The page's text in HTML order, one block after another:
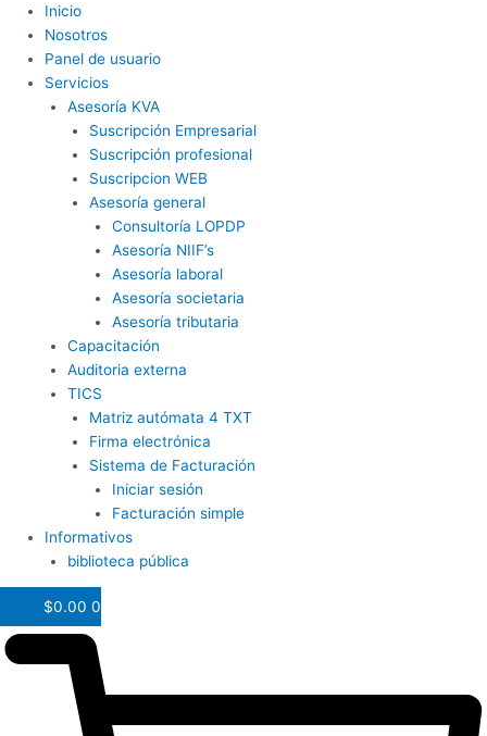
Inicio
Nosotros
Panel de usuario
Servicios
Asesoría KVA
Suscripción Empresarial
Suscripción profesional
Suscripcion WEB
Asesoría general
Consultoría LOPDP
Asesoría NIIF’s
Asesoría laboral
Asesoría societaria
Asesoría tributaria
Capacitación
Auditoria externa
TICS
Matriz autómata 4 TXT
Firma electrónica
Sistema de Facturación
Iniciar sesión
Facturación simple
Informativos
biblioteca pública
$0.00 0